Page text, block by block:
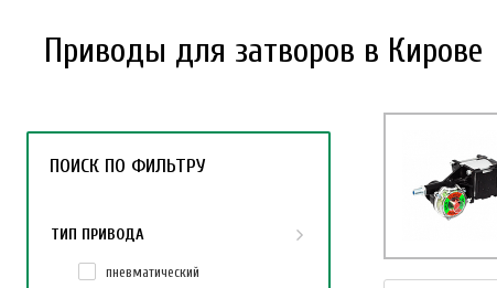
Приводы для затворов в Кирове
ПОИСК ПО ФИЛЬТРУ
ТИП ПРИВОДА
пневматический